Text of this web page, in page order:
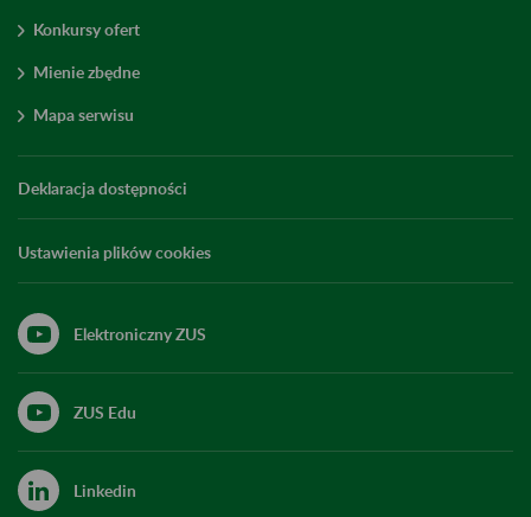
Konkursy ofert
Mienie zbędne
Mapa serwisu
Deklaracja dostępności
Ustawienia plików cookies
Elektroniczny ZUS
ZUS Edu
Linkedin